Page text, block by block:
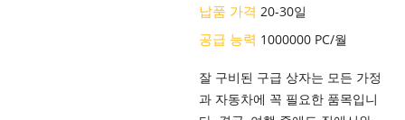
납품 가격 20-30일
공급 능력 1000000 PC/월
잘 구비된 구급 상자는 모든 가정
과 자동차에 꼭 필요한 품목입니